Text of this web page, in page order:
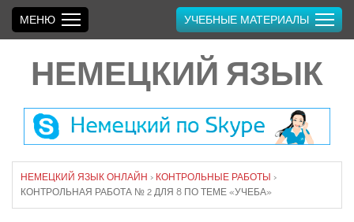
НЕМЕЦКИЙ ЯЗЫК
МЕНЮ УЧЕБНЫЕ МАТЕРИАЛЫ
НЕМЕЦКИЙ ЯЗЫК ОНЛАЙН › КОНТРОЛЬНЫЕ РАБОТЫ ›
КОНТРОЛЬНАЯ РАБОТА № 2 ДЛЯ 8 ПО ТЕМЕ «УЧЕБА»